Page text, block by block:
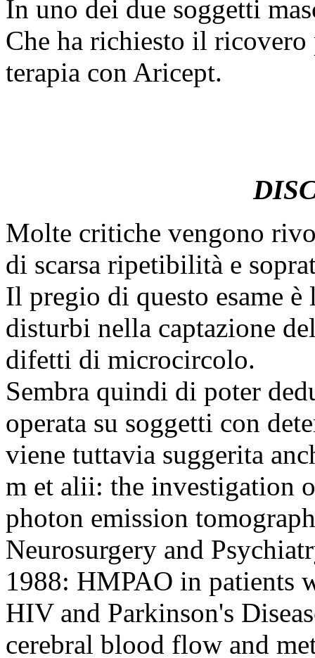
In uno dei due soggetti
Che ha richiesto il
terapia con Aricept.
Molte critiche vengono
di scarsa ripetibilità e
Il pregio di questo esame
disturbi nella captazione
difetti di microcircolo.
Sembra quindi di poter
operata su soggetti con
viene tuttavia suggerita
m et alii: the investigation
photon emission
Neurosurgery and
1988: HMPAO in patients
HIV and Parkinson's
cerebral blood flow and